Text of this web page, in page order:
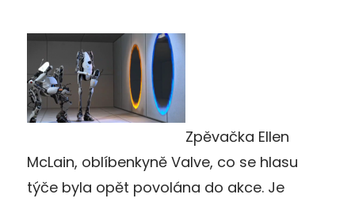
Zpěvačka Ellen
McLain, oblíbenkyně Valve, co se hlasu
týče byla opět povolána do akce. Je